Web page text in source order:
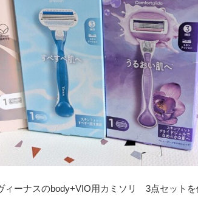
ィーナスのbody+VIO用カミソリ 3点セット